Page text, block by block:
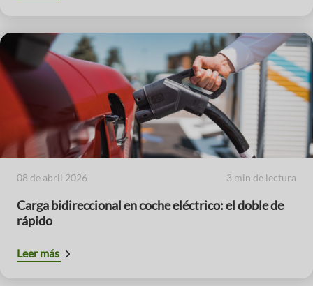
08 de abril 2026 3 min de lectura
Carga bidireccional en coche eléctrico: el doble de
rápido
Leer más